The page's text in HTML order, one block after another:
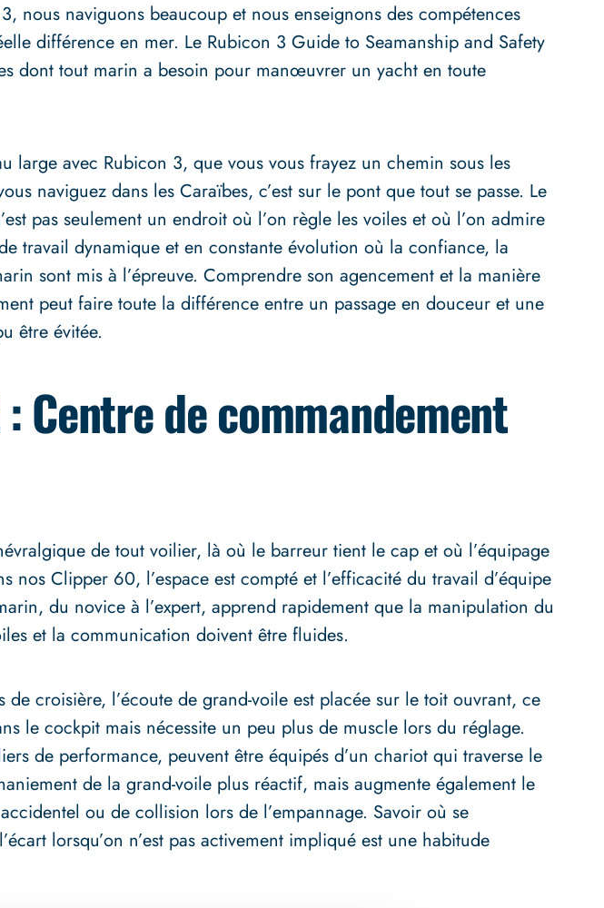
nous naviguons beaucoup et nous enseignons des compétences
différence en mer. Le Rubicon 3 Guide to Seamanship and Safety
dont tout marin a besoin pour manœuvrer un yacht en toute
large avec Rubicon 3, que vous vous frayez un chemin sous les
naviguez dans les Caraïbes, c’est sur le pont que tout se passe. Le
pas seulement un endroit où l’on règle les voiles et où l’on admire
travail dynamique et en constante évolution où la confiance, la
sont mis à l’épreuve. Comprendre son agencement et la manière
peut faire toute la différence entre un passage en douceur et une
être évitée.
Centre de commandement
de tout voilier, là où le barreur tient le cap et où l’équipage
nos Clipper 60, l’espace est compté et l’efficacité du travail d’équipe
du novice à l’expert, apprend rapidement que la manipulation du
et la communication doivent être fluides.
de croisière, l’écoute de grand-voile est placée sur le toit ouvrant, ce
le cockpit mais nécessite un peu plus de muscle lors du réglage.
de performance, peuvent être équipés d’un chariot qui traverse le
de la grand-voile plus réactif, mais augmente également le
ou de collision lors de l’empannage. Savoir où se
lorsqu’on n’est pas activement impliqué est une habitude